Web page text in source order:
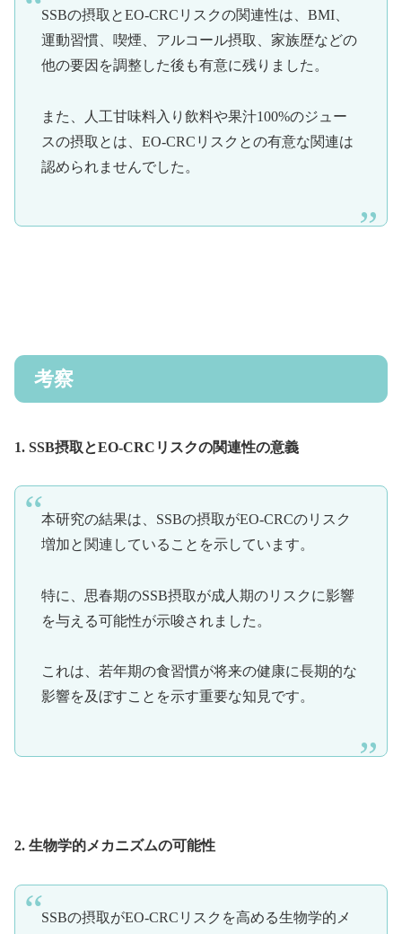
SSBの摂取とEO-CRCリスクの関連性は、BMI、
運動習慣、喫煙、アルコール摂取、家族歴などの
他の要因を調整した後も有意に残りました。
また、人工甘味料入り飲料や果汁100%のジュー
スの摂取とは、EO-CRCリスクとの有意な関連は
認められませんでした。
考察
1. SSB摂取とEO-CRCリスクの関連性の意義
本研究の結果は、SSBの摂取がEO-CRCのリスク
増加と関連していることを示しています。
特に、思春期のSSB摂取が成人期のリスクに影響
を与える可能性が示唆されました。
これは、若年期の食習慣が将来の健康に長期的な
影響を及ぼすことを示す重要な知見です。
2. 生物学的メカニズムの可能性
SSBの摂取がEO-CRCリスクを高める生物学的メ